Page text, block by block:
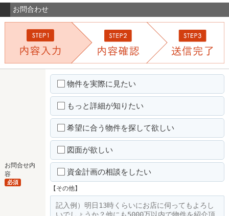
お問合わせ
お問合せ内
容
必須
物件を実際に見たい
もっと詳細が知りたい
希望に合う物件を探して欲しい
図面が欲しい
資金計画の相談をしたい
【その他】